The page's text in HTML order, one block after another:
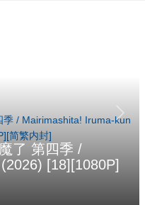
了 第四季 /
[18][1080P]